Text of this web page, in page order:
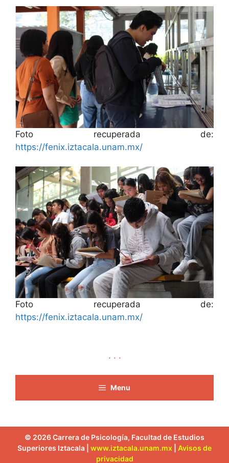
Foto recuperada de:
https://fenix.iztacala.unam.mx/
Foto recuperada de:
https://fenix.iztacala.unam.mx/
. . .
Menu
© 2026 Carrera de Psicología, Facultad de Estudios
Superiores Iztacala | www.iztacala.unam.mx
Avisos de
privacidad